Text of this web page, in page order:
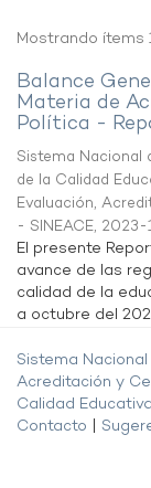
Mostrando ítems
Balance
Materia de
Política -
Sistema Nacional
de la Calidad
Evaluación,
- SINEACE, 2023-
El presente
avance de las
calidad de la
a octubre del
Sistema Nacional
Acreditación y
Calidad Educativa
Contacto